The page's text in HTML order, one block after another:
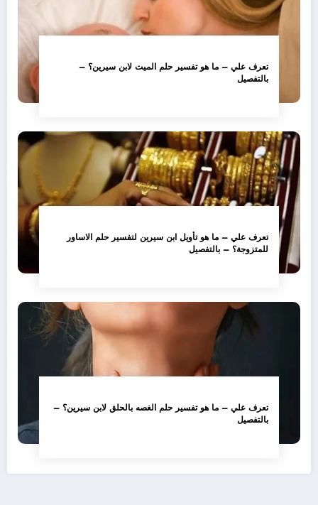
تعرف علي – ما هو تفسير حلم الميت لابن سيرين؟ –
بالتفصيل
تعرف علي – ما هو تأويل ابن سيرين لتفسير حلم الاساور
للمتزوجة؟ – بالتفصيل
تعرف علي – ما هو تفسير حلم الغصه بالحلق لابن سيرين؟ –
بالتفصيل